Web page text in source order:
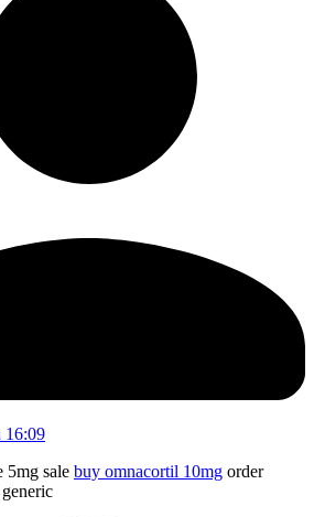
16:09
5mg sale buy omnacortil 10mg order